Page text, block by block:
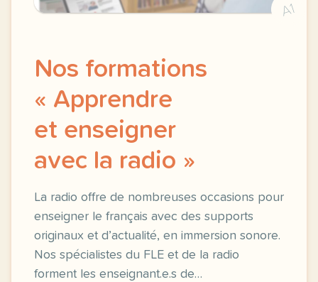
A1
Nos formations
« Apprendre
et enseigner
avec la radio »
La radio offre de nombreuses occasions pour
enseigner le français avec des supports
originaux et d’actualité, en immersion sonore.
Nos spécialistes du FLE et de la radio
forment les enseignant.e.s de…